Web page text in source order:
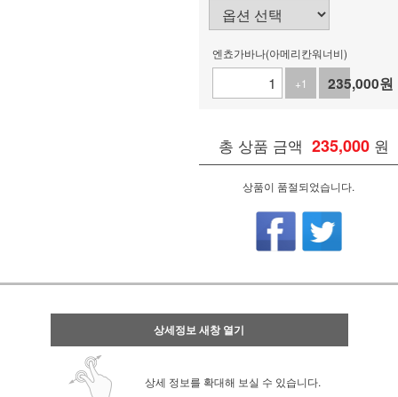
엔쵸가바나(아메리칸워너비)
+1
-1
235,000원
총 상품 금액 235,000 원
상품이 품절되었습니다.
상세정보 새창 열기
상세 정보를 확대해 보실 수 있습니다.